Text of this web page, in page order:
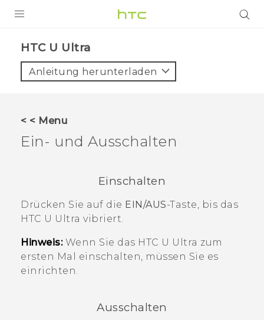
VIVE
HTC-Geräte und Zubehör
Anmelden
HTC U Ultra‎
Anleitung herunterladen
< < Menu
Ein- und Ausschalten
Einschalten
Drücken Sie auf die EIN/AUS-Taste, bis das
HTC U Ultra vibriert.
Hinweis:Wenn Sie das HTC U Ultra zum
ersten Mal einschalten, müssen Sie es
einrichten.
Ausschalten